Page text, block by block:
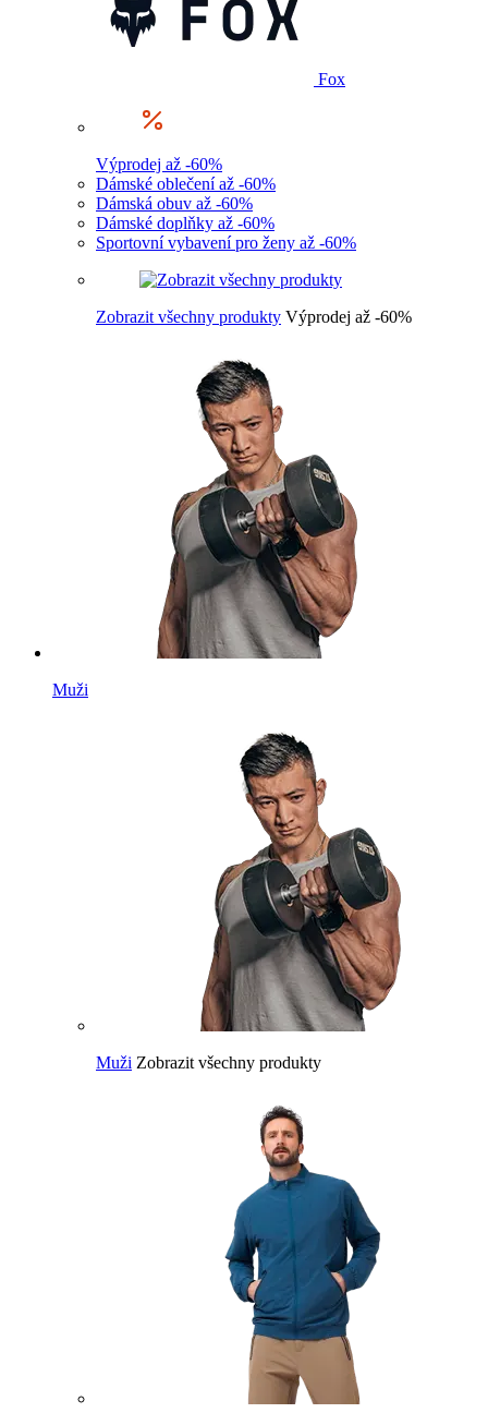
Fox
Výprodej až -60%
Dámské oblečení až -60%
Dámská obuv až -60%
Dámské doplňky až -60%
Sportovní vybavení pro ženy až -60%
Zobrazit všechny produkty Výprodej až -60%
Muži
Muži Zobrazit všechny produkty